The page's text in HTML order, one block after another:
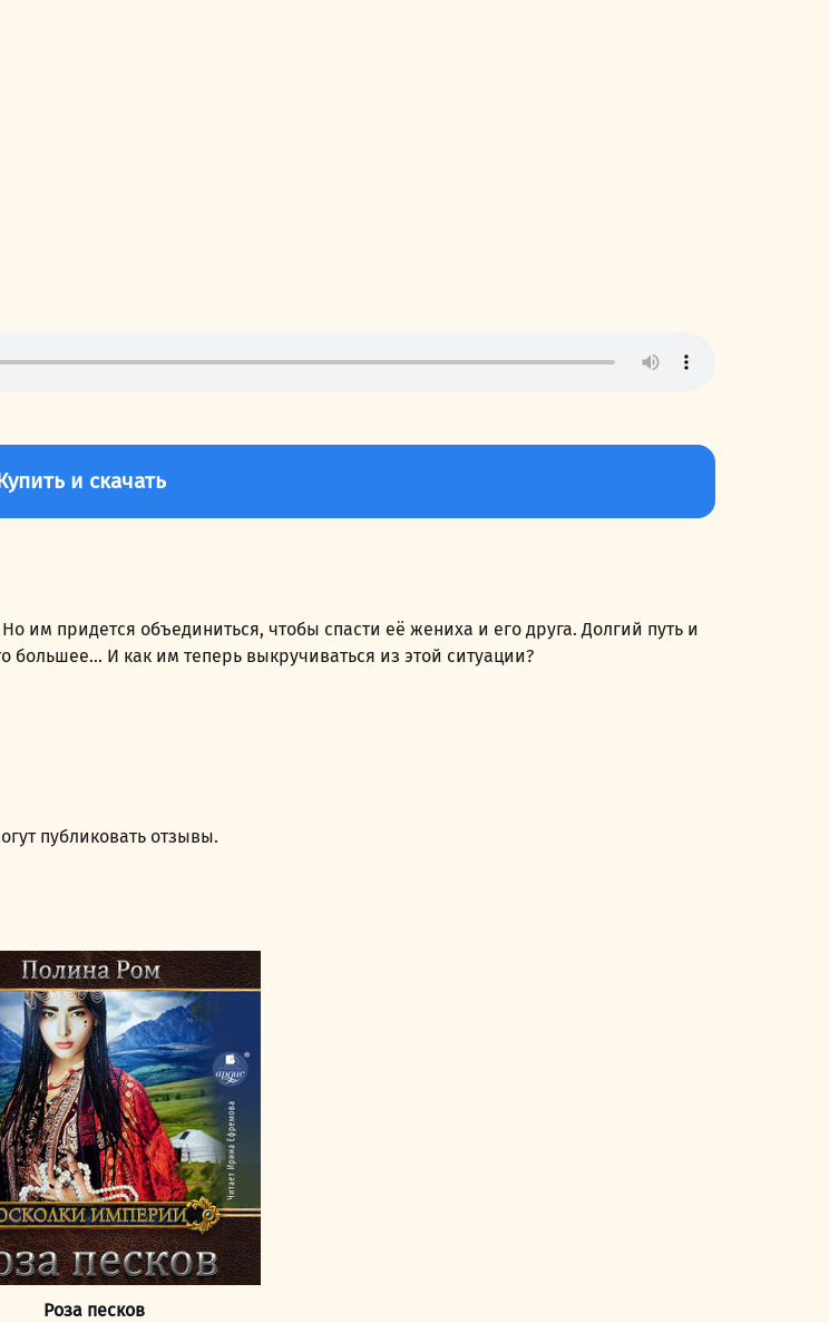
и скачать
им придется объединиться, чтобы спасти её жениха и его друга. Долгий путь и
И как им теперь выкручиваться из этой ситуации?
публиковать отзывы.
Роза песков